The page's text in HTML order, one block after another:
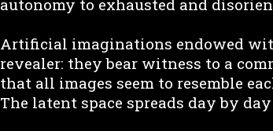
autonomy to exhausted and
Artificial imaginations endowed
revealer: they bear witness to a
that all images seem to resemble
The latent space spreads day by